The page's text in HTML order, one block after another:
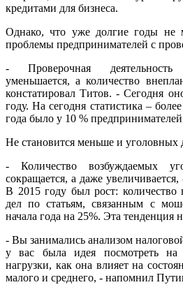
кредитами для бизнеса.
Однако, что уже долгие годы не
проблемы предпринимателей с
- Проверочная деятельность
уменьшается, а количество
констатировал Титов. - Сегодня
году. На сегодня статистика –
года было у 10 %
Не становится меньше и уголовных
- Количество возбуждаемых
сокращается, а даже
В 2015 году был рост: количество
дел по статьям, связанным с
начала года на 25%. Эта тенденция
- Вы занимались анализом
у вас была идея посмотреть на
нагрузки, как она влияет на
малого и среднего, - напомнил